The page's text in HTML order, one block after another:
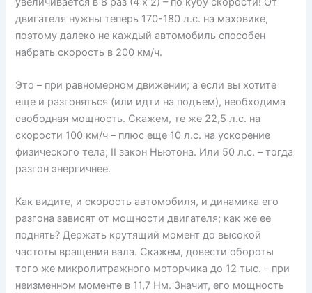
двигателя нужны теперь 170-180 л.с. на маховике,
поэтому далеко не каждый автомобиль способен
набрать скорость в 200 км/ч.
Это – при равномерном движении; а если вы хотите
еще и разгоняться (или идти на подъем), необходима
свободная мощность. Скажем, те же 22,5 л.с. на
скорости 100 км/ч – плюс еще 10 л.с. на ускорение
физического тела; II закон Ньютона. Или 50 л.с. – тогда
разгон энергичнее.
Как видите, и скорость автомобиля, и динамика его
разгона зависят от мощности двигателя; как же ее
поднять? Держать крутящий момент до высокой
частоты вращения вала. Скажем, довести обороты
того же микролитражного моторчика до 12 тыс. – при
неизменном моменте в 11,7 Нм. Значит, его мощность